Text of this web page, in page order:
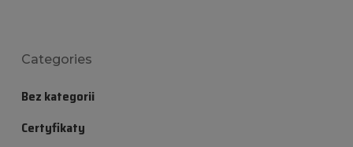
Categories
Bez kategorii
Certyfikaty